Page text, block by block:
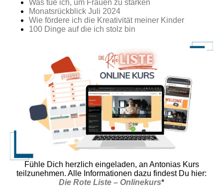
Was tue ich, um Frauen zu stärken
Monatsrückblick Juli 2024
Wie fördere ich die Kreativität meiner Kinder
100 Dinge auf die ich stolz bin
Fühle Dich herzlich eingeladen, an Antonias Kurs
teilzunehmen. Alle Informationen dazu findest Du hier:
Die Rote Liste – Onlinekurs*